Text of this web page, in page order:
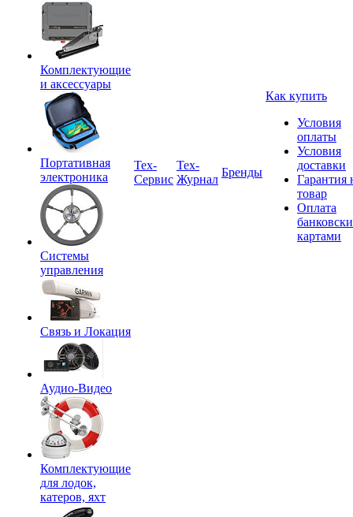
Комплектующие
и аксессуары
Портативная
электроника
Системы
управления
Связь и Локация
Аудио-Видео
Комплектующие
для лодок,
катеров, яхт
Tex-
Сервис
Тех-
Журнал
Бренды
Как купить
Условия
оплаты
Условия
доставки
Гарантия
товар
Оплата
картами